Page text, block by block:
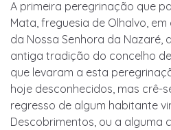
A primeira peregrinação que
Mata, freguesia de Olhalvo,
da Nossa Senhora da Nazaré,
antiga tradição do concelho
que levaram a esta
hoje desconhecidos, mas crê-
regresso de algum habitante
Descobrimentos, ou a alguma